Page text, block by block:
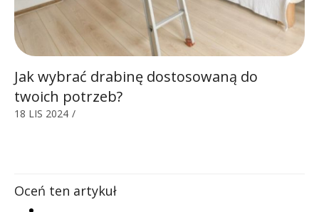
Jak wybrać drabinę dostosowaną do
twoich potrzeb?
18 LIS 2024 /
Oceń ten artykuł